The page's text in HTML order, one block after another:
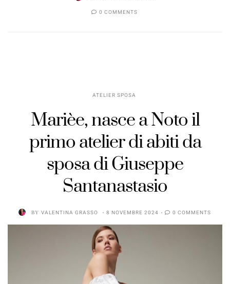
0 COMMENTS
ATELIER SPOSA
Marièe, nasce a Noto il
primo atelier di abiti da
sposa di Giuseppe
Santanastasio
BY VALENTINA GRASSO 8 NOVEMBRE 2024 0 COMMENTS